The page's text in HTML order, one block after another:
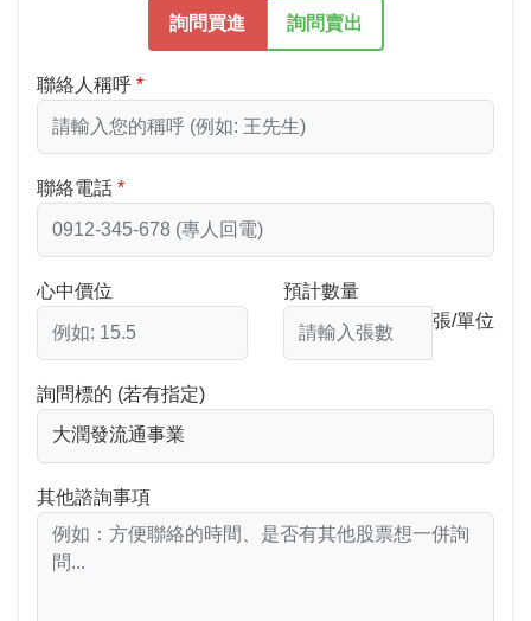
詢問買進 詢問賣出
聯絡人稱呼
聯絡電話
心中價位
預計數量
張/單位
詢問標的 (若有指定)
其他諮詢事項